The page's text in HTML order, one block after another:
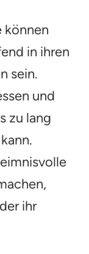
können
in ihren
sein.
und
zu lang
ihr